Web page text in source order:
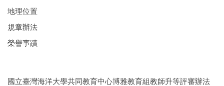
地理位置
規章辦法
榮譽事蹟
國立臺灣海洋大學共同教育中心博雅教育組教師升等評審辦法